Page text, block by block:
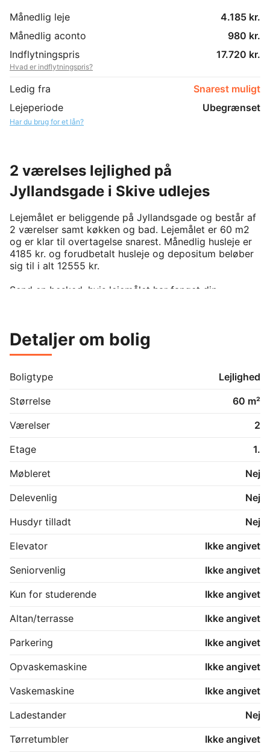
Månedlig leje
4.185 kr.
Månedlig aconto
980 kr.
Indflytningspris
17.720 kr.
Hvad er indflytningspris?
Ledig fra
Snarest muligt
Lejeperiode
Ubegrænset
Har du brug for et lån?
2 værelses lejlighed på
Jyllandsgade i Skive udlejes
Lejemålet er beliggende på Jyllandsgade og består af
2 værelser samt køkken og bad. Lejemålet er 60 m2
og er klar til overtagelse snarest. Månedlig husleje er
4185 kr. og forudbetalt husleje og depositum beløber
sig til i alt 12555 kr.
Send en besked, hvis lejemålet har fanget din
Detaljer om bolig
Boligtype
Lejlighed
Størrelse
60 m²
Værelser
2
Etage
1.
Møbleret
Nej
Delevenlig
Nej
Husdyr tilladt
Nej
Elevator
Ikke angivet
Seniorvenlig
Ikke angivet
Kun for studerende
Ikke angivet
Altan/terrasse
Ikke angivet
Parkering
Ikke angivet
Opvaskemaskine
Ikke angivet
Vaskemaskine
Ikke angivet
Ladestander
Nej
Tørretumbler
Ikke angivet